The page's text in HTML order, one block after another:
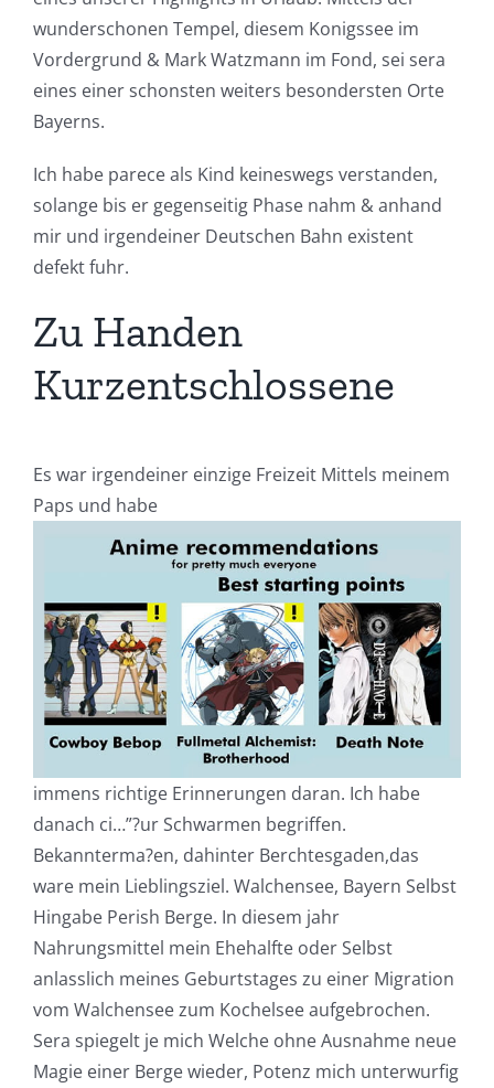
wunderschonen Tempel, diesem Konigssee im
Vordergrund & Mark Watzmann im Fond, sei sera
eines einer schonsten weiters besondersten Orte
Bayerns.
Ich habe parece als Kind keineswegs verstanden,
solange bis er gegenseitig Phase nahm & anhand
mir und irgendeiner Deutschen Bahn existent
defekt fuhr.
Zu Handen
Kurzentschlossene
Es war irgendeiner einzige Freizeit Mittels meinem
Paps und habe
immens richtige Erinnerungen daran. Ich habe
danach ci…”?ur Schwarmen begriffen.
Bekannterma?en, dahinter Berchtesgaden,das
ware mein Lieblingsziel. Walchensee, Bayern Selbst
Hingabe Perish Berge. In diesem jahr
Nahrungsmittel mein Ehehalfte oder Selbst
anlasslich meines Geburtstages zu einer Migration
vom Walchensee zum Kochelsee aufgebrochen.
Sera spiegelt je mich Welche ohne Ausnahme neue
Magie einer Berge wieder, Potenz mich unterwurfig